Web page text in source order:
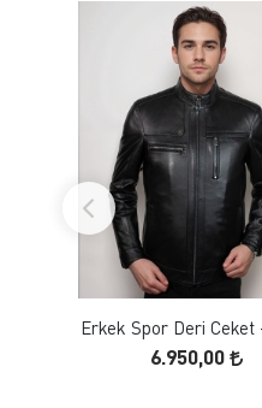
FAVORILERE
ÜRÜN İNCELE
Erkek Spor Deri Ceket
6.950,00